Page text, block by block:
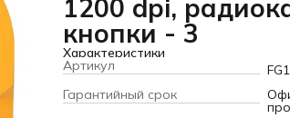
1200 dpi,
кнопки - 3
Характеристики
Артикул
Гарантийный срок